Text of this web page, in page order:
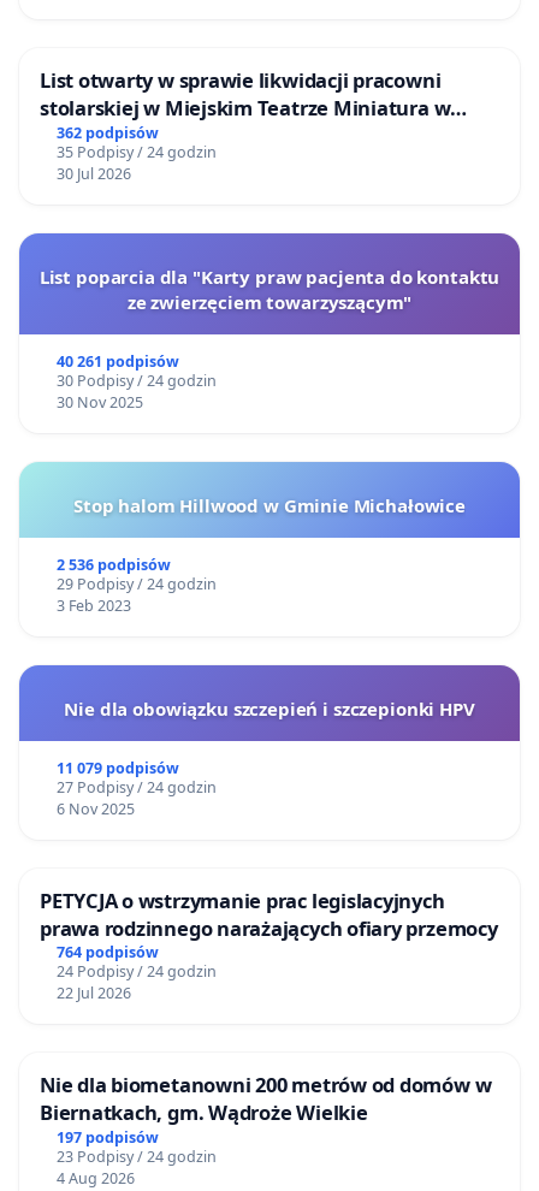
List otwarty w sprawie likwidacji pracowni
stolarskiej w Miejskim Teatrze Miniatura w
Gdańsku
362 podpisów
35 Podpisy / 24 godzin
30 Jul 2026
List poparcia dla "Karty praw pacjenta do kontaktu
ze zwierzęciem towarzyszącym"
40 261 podpisów
30 Podpisy / 24 godzin
30 Nov 2025
Stop halom Hillwood w Gminie Michałowice
2 536 podpisów
29 Podpisy / 24 godzin
3 Feb 2023
Nie dla obowiązku szczepień i szczepionki HPV
11 079 podpisów
27 Podpisy / 24 godzin
6 Nov 2025
PETYCJA o wstrzymanie prac legislacyjnych
prawa rodzinnego narażających ofiary przemocy
764 podpisów
24 Podpisy / 24 godzin
22 Jul 2026
Nie dla biometanowni 200 metrów od domów w
Biernatkach, gm. Wądroże Wielkie
197 podpisów
23 Podpisy / 24 godzin
4 Aug 2026